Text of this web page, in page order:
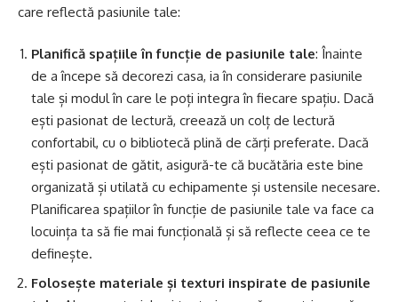
care reflectă pasiunile tale:
Planifică spațiile în funcție de pasiunile tale: Înainte
de a începe să decorezi casa, ia în considerare pasiunile
tale și modul în care le poți integra în fiecare spațiu. Dacă
ești pasionat de lectură, creează un colț de lectură
confortabil, cu o bibliotecă plină de cărți preferate. Dacă
ești pasionat de gătit, asigură-te că bucătăria este bine
organizată și utilată cu echipamente și ustensile necesare.
Planificarea spațiilor în funcție de pasiunile tale va face ca
locuința ta să fie mai funcțională și să reflecte ceea ce te
definește.
Folosește materiale și texturi inspirate de pasiunile